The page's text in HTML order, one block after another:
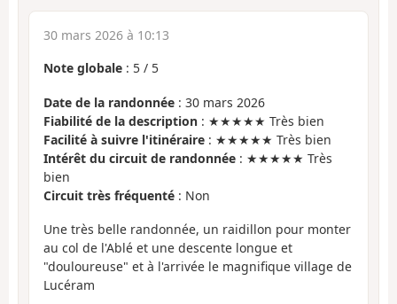
30 mars 2026 à 10:13
Note globale : 5 / 5
Date de la randonnée : 30 mars 2026
Fiabilité de la description : ★★★★★ Très bien
Facilité à suivre l'itinéraire : ★★★★★ Très bien
Intérêt du circuit de randonnée : ★★★★★ Très
bien
Circuit très fréquenté : Non
Une très belle randonnée, un raidillon pour monter
au col de l'Ablé et une descente longue et
"douloureuse" et à l'arrivée le magnifique village de
Lucéram